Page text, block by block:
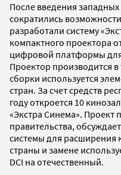
После введения
сократились
разработали систему
компактного проектора
цифровой платформы
Проектор производится в
сборки используется
стран. За счет средств
году откроется 10
«Экстра Синема». Проект
правительства,
системы для расширения
страны и замене
DCI на отечественный.